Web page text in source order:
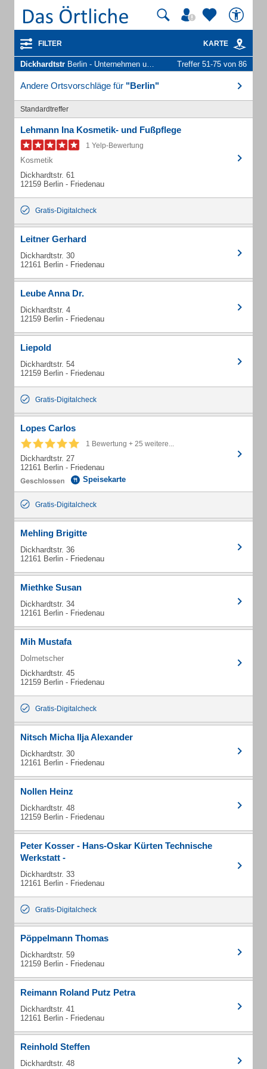
FILTER KARTE
Dickhardtstr Berlin - Unternehmen und Personen Treffer 51-75 von 86
Andere Ortsvorschläge für "Berlin"
Standardtreffer
Lehmann Ina Kosmetik- und Fußpflege
1 Yelp-Bewertung
Kosmetik
Dickhardtstr. 61
12159 Berlin - Friedenau
Gratis-Digitalcheck
Leitner Gerhard
Dickhardtstr. 30
12161 Berlin - Friedenau
Leube Anna Dr.
Dickhardtstr. 4
12159 Berlin - Friedenau
Liepold
Dickhardtstr. 54
12159 Berlin - Friedenau
Gratis-Digitalcheck
Lopes Carlos
1 Bewertung + 25 weitere...
Dickhardtstr. 27
12161 Berlin - Friedenau
Speisekarte
Gratis-Digitalcheck
Mehling Brigitte
Dickhardtstr. 36
12161 Berlin - Friedenau
Miethke Susan
Dickhardtstr. 34
12161 Berlin - Friedenau
Mih Mustafa
Dolmetscher
Dickhardtstr. 45
12159 Berlin - Friedenau
Gratis-Digitalcheck
Nitsch Micha Ilja Alexander
Dickhardtstr. 30
12161 Berlin - Friedenau
Nollen Heinz
Dickhardtstr. 48
12159 Berlin - Friedenau
Peter Kosser - Hans-Oskar Kürten Technische
Werkstatt -
Dickhardtstr. 33
12161 Berlin - Friedenau
Gratis-Digitalcheck
Pöppelmann Thomas
Dickhardtstr. 59
12159 Berlin - Friedenau
Reimann Roland Putz Petra
Dickhardtstr. 41
12161 Berlin - Friedenau
Reinhold Steffen
Dickhardtstr. 48